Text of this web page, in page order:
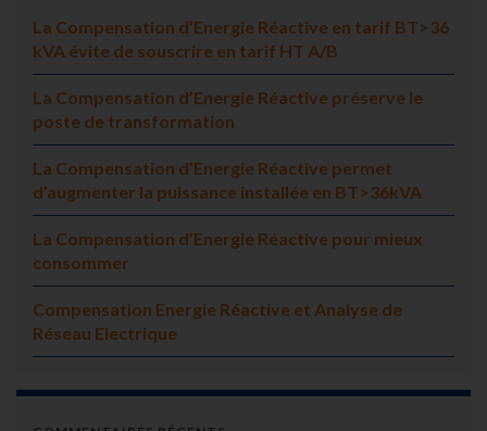
La Compensation d’Energie Réactive en tarif BT>36
kVA évite de souscrire en tarif HT A/B
La Compensation d’Energie Réactive préserve le
poste de transformation
La Compensation d’Energie Réactive permet
d’augmenter la puissance installée en BT>36kVA
La Compensation d’Energie Réactive pour mieux
consommer
Compensation Energie Réactive et Analyse de
Réseau Electrique